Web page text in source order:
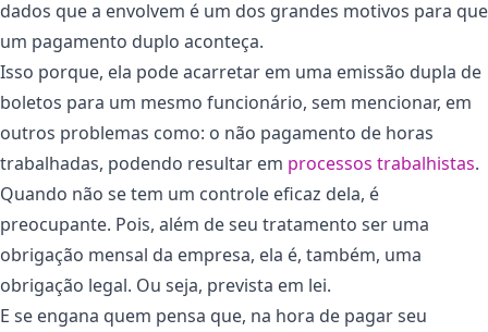
dados que a envolvem é um dos grandes motivos para que
um pagamento duplo aconteça.
Isso porque, ela pode acarretar em uma emissão dupla de
boletos para um mesmo funcionário, sem mencionar, em
outros problemas como: o não pagamento de horas
trabalhadas, podendo resultar em processos trabalhistas.
Quando não se tem um controle eficaz dela, é
preocupante. Pois, além de seu tratamento ser uma
obrigação mensal da empresa, ela é, também, uma
obrigação legal. Ou seja, prevista em lei.
E se engana quem pensa que, na hora de pagar seu